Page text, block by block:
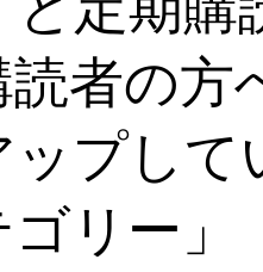
者の方
ップして
リー」